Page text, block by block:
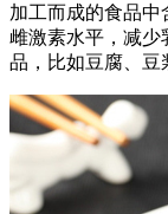
加工而成的食品中
雌激素水平，减少
品，比如豆腐、豆